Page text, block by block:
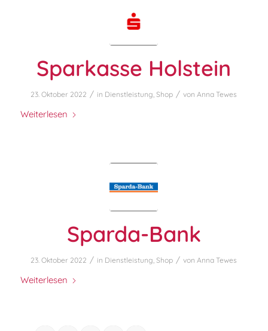
Sparkasse Holstein
23. Oktober 2022 / in Dienstleistung,Shop / vonAnna Tewes
Weiterlesen
Sparda-Bank
23. Oktober 2022 / in Dienstleistung,Shop / vonAnna Tewes
Weiterlesen